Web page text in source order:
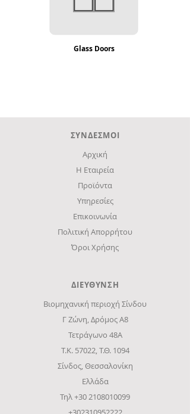
Glass Doors
ΣΥΝΔΕΣΜΟΙ
Αρχική
Η Εταιρεία
Προϊόντα
Υπηρεσίες
Επικοινωνία
Πολιτική Απορρήτου
Όροι Χρήσης
ΔΙΕΥΘΥΝΣΗ
Βιομηχανική περιοχή Σίνδου
Γ Ζώνη, Δρόμος Α8
Τετράγωνο 48Α
Τ.Κ. 57022, Τ.Θ. 1094
Σίνδος, Θεσσαλονίκη
Ελλάδα
Τηλ+30 2108010099